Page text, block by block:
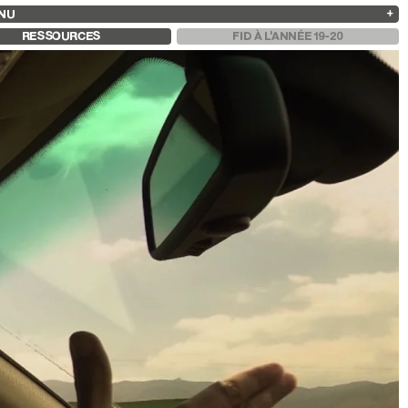
13
2025
2024
2023
2021
2020
2019
RESSOURCES FID À L'ANNÉE 19-20